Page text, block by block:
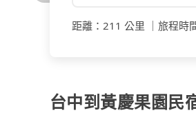
距離 ： 211 公里 旅程時
台中到黃慶果園民